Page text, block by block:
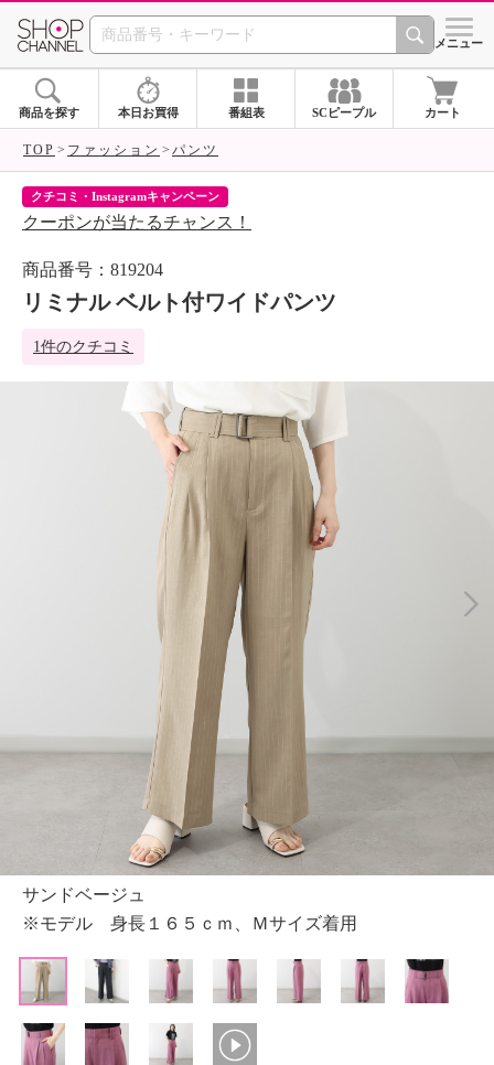
SHOP CHANNEL シメニュー
商品を探す 本日お買得 番組表 SCピープル カート
TOP ファッション パンツ
クチコミ・Instagramキャンペーン
クーポンが当たるチャンス！
商品番号：819204
リミナル ベルト付ワイドパンツ
1件のクチコミ
サンドベージュ
※モデル 身長１６５ｃｍ、Ｍサイズ着用